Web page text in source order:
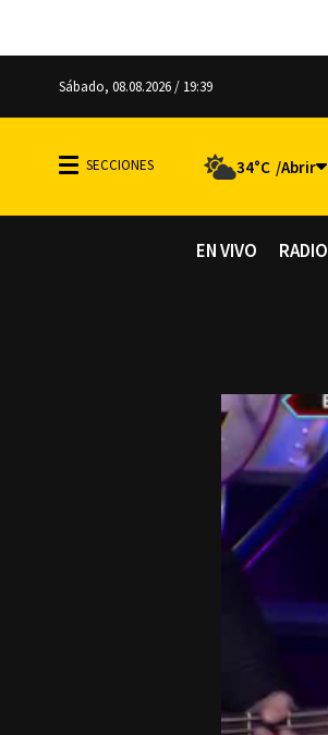
Sábado, 08.08.2026 / 19:39
34°C
EN VIVO RADIO